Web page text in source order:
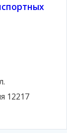
12217